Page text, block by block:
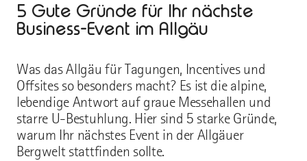
5 Gute Gründe für Ihr nächste
Business-Event im Allgäu
Was das Allgäu für Tagungen, Incentives und
Offsites so besonders macht? Es ist die alpine,
lebendige Antwort auf graue Messehallen und
starre U-Bestuhlung. Hier sind 5 starke Gründe,
warum Ihr nächstes Event in der Allgäuer
Bergwelt stattfinden sollte.